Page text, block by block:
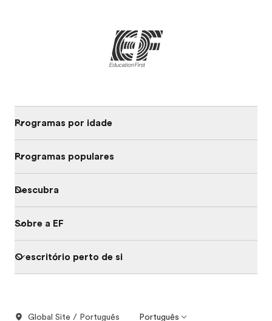
Programas por idade
Programas populares
Descubra
Sobre a EF
O escritório perto de si
Global Site / Português Português